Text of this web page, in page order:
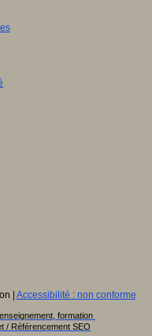
| Accessibilité : non conforme
formation
/ Référencement SEO